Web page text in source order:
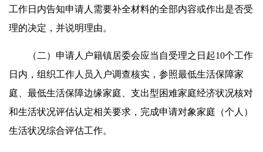
工作日内告知申请人需要补全材料的全部内容或作出是否受
理的决定，并说明理由。
（二）申请人户籍镇居委会应当自受理之日起10个工作
日内，组织工作人员入户调查核实，参照最低生活保障家
庭、最低生活保障边缘家庭、支出型困难家庭经济状况核对
和生活状况评估认定相关要求，完成申请对象家庭（个人）
生活状况综合评估工作。